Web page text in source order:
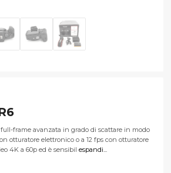
full-frame avanzata in grado di scattare in modo
otturatore elettronico o a 12 fps con otturatore
4K a 60p ed è sensibil espandi...